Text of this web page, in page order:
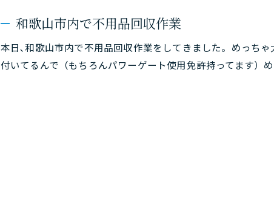
和歌山市内で不用品回収作業
本日､和歌山市内で不用品回収作業をしてきました。めっち
付いてるんで（もちろんパワーゲート使用免許持ってます）